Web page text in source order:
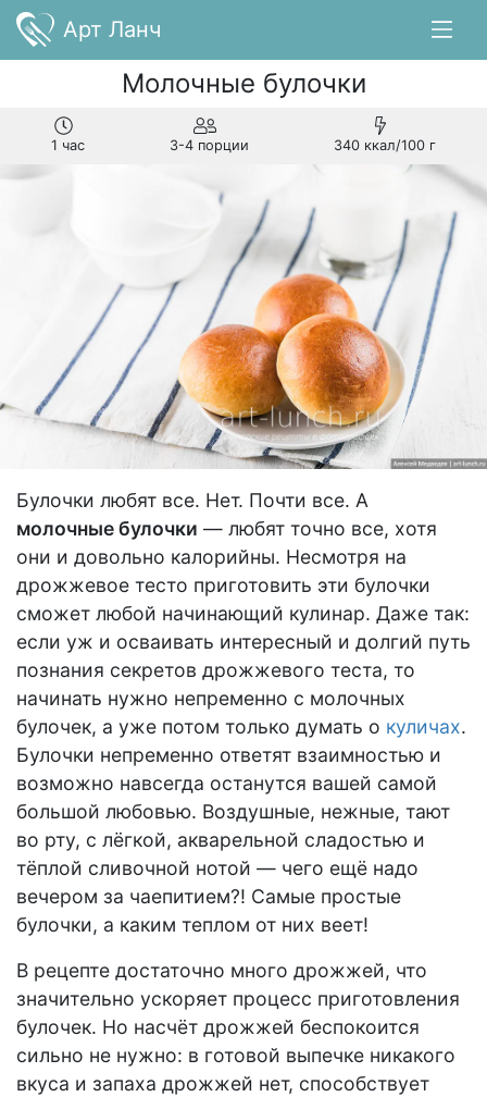
Арт Ланч
Молочные булочки
1 час 3-4 порции 340 ккал/100 г
Булочки любят все. Нет. Почти все. А
молочные булочки — любят точно все, хотя
они и довольно калорийны. Несмотря на
дрожжевое тесто приготовить эти булочки
сможет любой начинающий кулинар. Даже так:
если уж и осваивать интересный и долгий путь
познания секретов дрожжевого теста, то
начинать нужно непременно с молочных
булочек, а уже потом только думать о куличах.
Булочки непременно ответят взаимностью и
возможно навсегда останутся вашей самой
большой любовью. Воздушные, нежные, тают
во рту, с лёгкой, акварельной сладостью и
тёплой сливочной нотой — чего ещё надо
вечером за чаепитием?! Самые простые
булочки, а каким теплом от них веет!
В рецепте достаточно много дрожжей, что
значительно ускоряет процесс приготовления
булочек. Но насчёт дрожжей беспокоится
сильно не нужно: в готовой выпечке никакого
вкуса и запаха дрожжей нет, способствует